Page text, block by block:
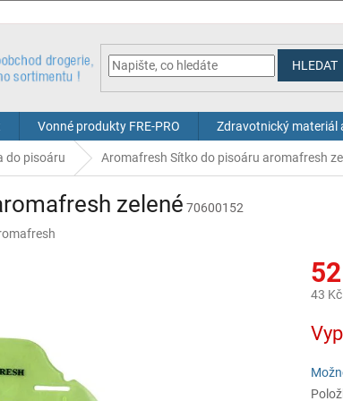
HLEDAT
Vonné produkty FRE-PRO Zdravotnický materiál
do pisoáru Aromafresh Sítko do pisoáru aromafresh
zelené 70600152
43
cena: